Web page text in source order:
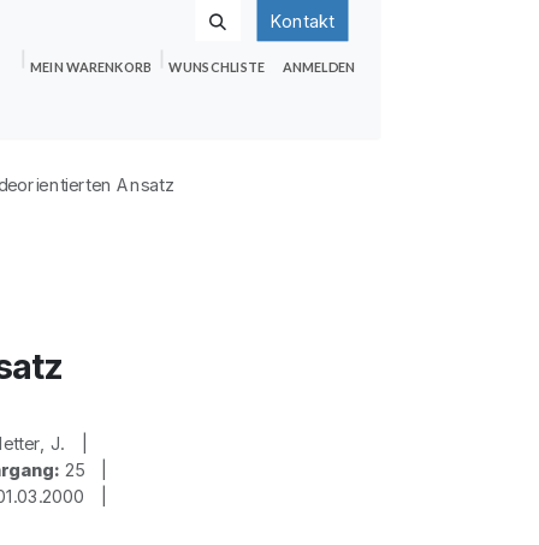
Kontakt
MEIN WARENKORB WUNSCHLISTE ANMELDEN
Ansatz
J. |
25 |
|